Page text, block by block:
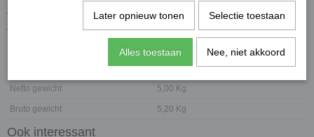
Technische gegevens:Verwerkingstijd: 20-25 minuten. Wachttijd
voor het afwerken: 15-30 minuten.
Netto gewicht 5,00 Kg
Bruto gewicht 5,20 Kg
Ook interessant
Later opnieuw tonen Selectie toestaan
Alles toestaan Nee, niet akkoord